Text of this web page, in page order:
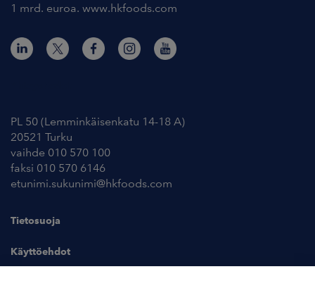
1 mrd. euroa. www.hkfoods.com
PL 50 (Lemminkäisenkatu 14-18 A)
20521 Turku
vaihde 010 570 100
faksi 010 570 6146
etunimi.sukunimi@hkfoods.com
Tietosuoja
Käyttöehdot